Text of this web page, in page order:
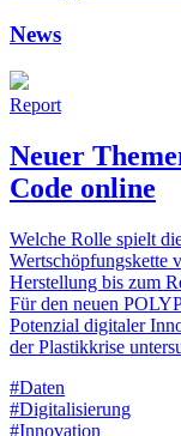
News
Report
Neuer
Code online
Welche Rolle spielt
Wertschöpfungskette
Herstellung bis zum
Für den neuen
Potenzial digitaler
der Plastikkrise
#Daten
#Digitalisierung
#Innovation